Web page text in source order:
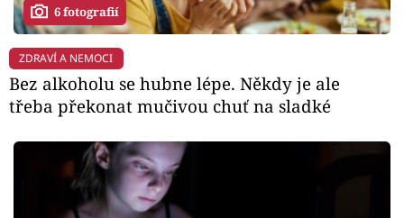
Sledujte nás
6 fotografií
ZDRAVÍ A NEMOCI
Bez alkoholu se hubne lépe. Někdy je ale
třeba překonat mučivou chuť na sladké